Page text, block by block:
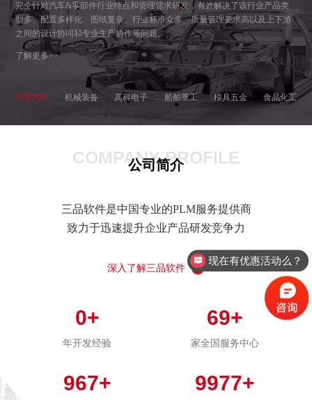
完全针对汽车&零部件行业特点和管理需求研发，有效解决了该行业产品类
型多、配置多样化、图纸复杂、行业标准众多、质量管理要求高以及上下游
之间的设计协同和专业生产协作等问题。
了解更多>>
汽车汽配 机械装备 高科电子 船舶重工 模具五金 食品化工
COMPANY PROFILE
公司简介
三品软件是中国专业的PLM服务提供商
致力于迅速提升企业产品研发竞争力
深入了解三品软件
0+
年开发经验
69+
家全国服务中心
967+ 9977+
现在有优惠活动么？